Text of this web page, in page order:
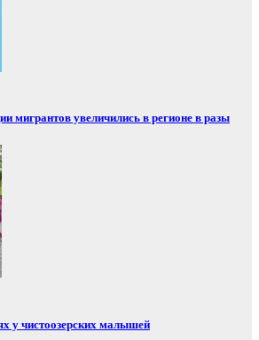
мигрантов увеличились в регионе в разы
у чистоозерских малышей